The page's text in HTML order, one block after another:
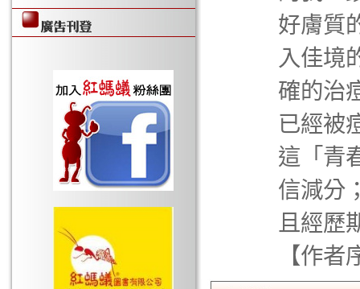
好膚質
入佳境
確的治
已經被
這「青
信減分
且經歷
【作者